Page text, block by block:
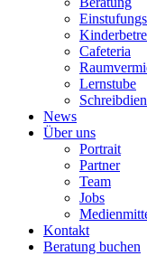
Cafeteria
Lernstube
News
Über uns
Portrait
Partner
Team
Jobs
Kontakt
Beratung buchen